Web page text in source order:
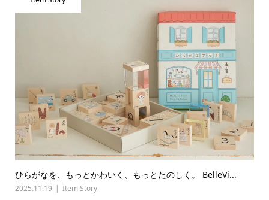
ひらがなを、もっとかわいく、もっとたのしく。 BelleVi...
2025.11.19 Item Story